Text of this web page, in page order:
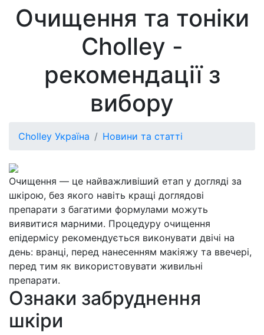
Очищення та тоніки
Cholley -
рекомендації з
вибору
Cholley Україна Новини та статті
Очищення — це найважливіший етап у догляді за
шкірою, без якого навіть кращі доглядові
препарати з багатими формулами можуть
виявитися марними. Процедуру очищення
епідермісу рекомендується виконувати двічі на
день: вранці, перед нанесенням макіяжу та ввечері,
перед тим як використовувати живильні
препарати.
Ознаки забруднення
шкіри